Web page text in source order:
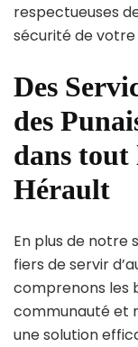
respectueuses
sécurité de votre
Des
des
dans tout
Hérault
En plus de notre
fiers de servir
comprenons les
communauté et
une solution